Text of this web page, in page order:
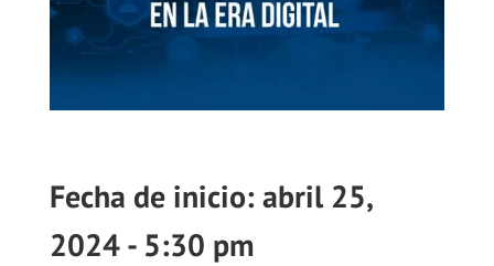
abril 25,
2024 - 5:30 pm